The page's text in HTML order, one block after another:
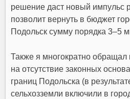
решение даст новый импульс
позволит вернуть в бюджет
Подольск сумму порядка 3–5
Также я многократно
на отсутствие законных
границ Подольска (в
сельхозземли включили в